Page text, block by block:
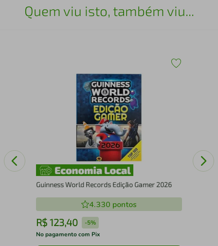
Quem viu isto, também viu...
Guinness World Records Edição Gamer 2026
4.330 pontos
R$ 123,40 -5%
No pagamento com Pix